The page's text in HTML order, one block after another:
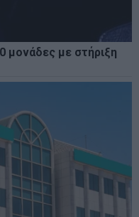
μονάδες με στήριξη